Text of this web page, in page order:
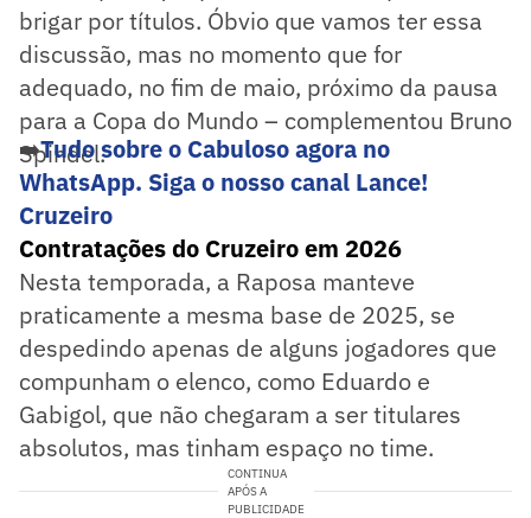
brigar por títulos. Óbvio que vamos ter essa
discussão, mas no momento que for
adequado, no fim de maio, próximo da pausa
para a Copa do Mundo – complementou Bruno
Spindel.
➡️Tudo sobre o Cabuloso agora no
WhatsApp. Siga o nosso canal Lance!
Cruzeiro
Contratações do Cruzeiro em 2026
Nesta temporada, a Raposa manteve
praticamente a mesma base de 2025, se
despedindo apenas de alguns jogadores que
compunham o elenco, como Eduardo e
Gabigol, que não chegaram a ser titulares
absolutos, mas tinham espaço no time.
CONTINUA
APÓS A
PUBLICIDADE